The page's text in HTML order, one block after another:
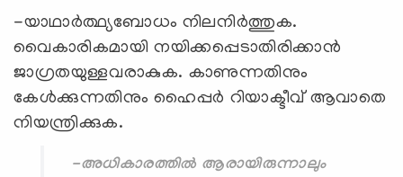
-യാഥാര്‍ത്ഥ്യബോധം നിലനിര്‍ത്തുക.
വൈകാരികമായി നയിക്കപ്പെടാതിരിക്കാന്‍
ജാഗ്രതയുള്ളവരാകുക. കാണുന്നതിനും
കേള്‍ക്കുന്നതിനും ഹൈപ്പര്‍ റിയാക്ടീവ് ആവാതെ
നിയന്ത്രിക്കുക.
-അധികാരത്തില്‍ ആരായിരുന്നാലും